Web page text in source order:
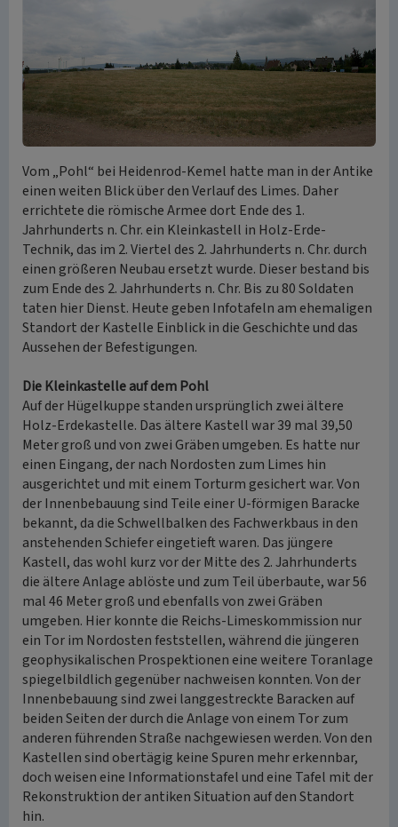
Vom „Pohl“ bei Heidenrod-Kemel hatte man in der Antike
einen weiten Blick über den Verlauf des Limes. Daher
errichtete die römische Armee dort Ende des 1.
Jahrhunderts n. Chr. ein Kleinkastell in Holz-Erde-
Technik, das im 2. Viertel des 2. Jahrhunderts n. Chr. durch
einen größeren Neubau ersetzt wurde. Dieser bestand bis
zum Ende des 2. Jahrhunderts n. Chr. Bis zu 80 Soldaten
taten hier Dienst. Heute geben Infotafeln am ehemaligen
Standort der Kastelle Einblick in die Geschichte und das
Aussehen der Befestigungen.
Die Kleinkastelle auf dem Pohl
Auf der Hügelkuppe standen ursprünglich zwei ältere
Holz-Erdekastelle. Das ältere Kastell war 39 mal 39,50
Meter groß und von zwei Gräben umgeben. Es hatte nur
einen Eingang, der nach Nordosten zum Limes hin
ausgerichtet und mit einem Torturm gesichert war. Von
der Innenbebauung sind Teile einer U-förmigen Baracke
bekannt, da die Schwellbalken des Fachwerkbaus in den
anstehenden Schiefer eingetieft waren. Das jüngere
Kastell, das wohl kurz vor der Mitte des 2. Jahrhunderts
die ältere Anlage ablöste und zum Teil überbaute, war 56
mal 46 Meter groß und ebenfalls von zwei Gräben
umgeben. Hier konnte die Reichs-Limeskommission nur
ein Tor im Nordosten feststellen, während die jüngeren
geophysikalischen Prospektionen eine weitere Toranlage
spiegelbildlich gegenüber nachweisen konnten. Von der
Innenbebauung sind zwei langgestreckte Baracken auf
beiden Seiten der durch die Anlage von einem Tor zum
anderen führenden Straße nachgewiesen werden. Von den
Kastellen sind obertägig keine Spuren mehr erkennbar,
doch weisen eine Informationstafel und eine Tafel mit der
Rekonstruktion der antiken Situation auf den Standort
hin.